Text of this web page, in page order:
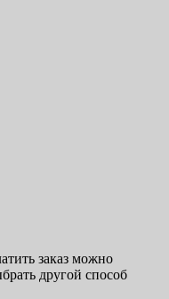
заказ можно
другой способ